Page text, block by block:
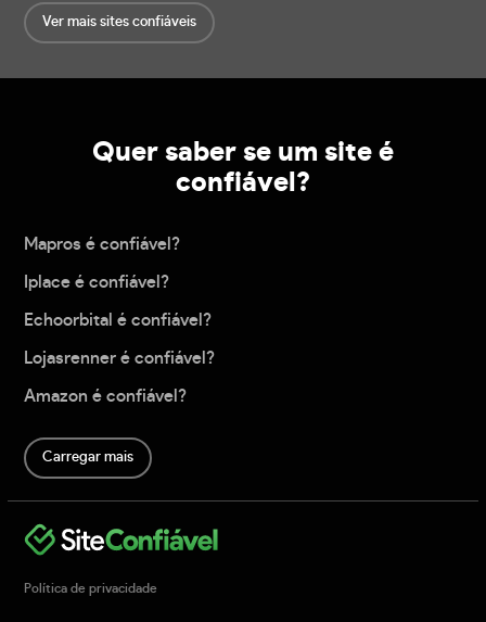
Ver mais sites confiáveis
Quer saber se um site é
confiável?
Mapros é confiável?
Iplace é confiável?
Echoorbital é confiável?
Lojasrenner é confiável?
Amazon é confiável?
Carregar mais
Política de privacidade